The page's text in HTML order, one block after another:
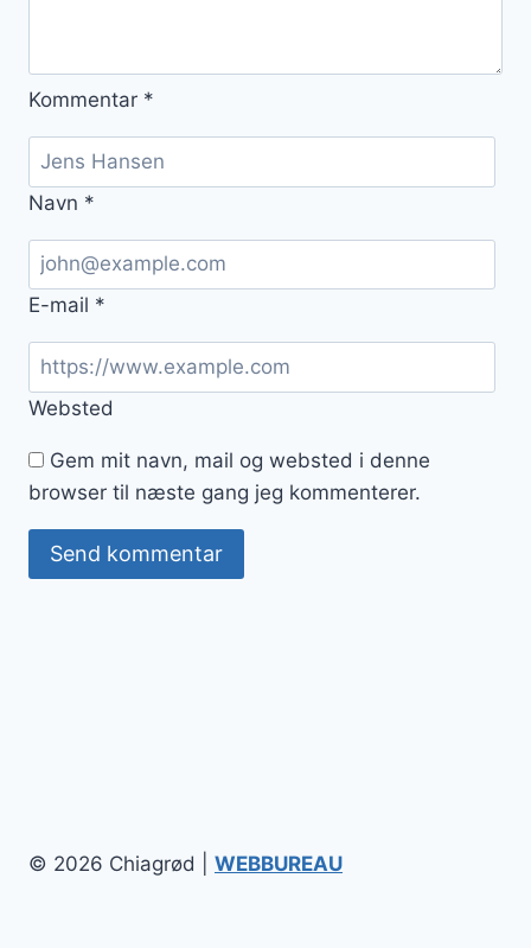
Kommentar *
Navn *
E-mail *
Websted
Gem mit navn, mail og websted i denne
browser til næste gang jeg kommenterer.
© 2026 Chiagrød | WEBBUREAU